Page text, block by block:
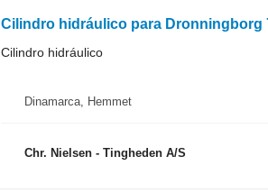
Cilindro hidráulico para Dronningborg
Cilindro hidráulico
Dinamarca, Hemmet
Chr. Nielsen - Tingheden A/S